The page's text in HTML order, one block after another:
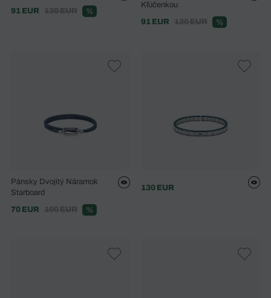
91 EUR
130 EUR %
Kľúčenkou
91 EUR
130 EUR %
Pánsky Dvojitý Náramok
Starboard
70 EUR
100 EUR %
130 EUR